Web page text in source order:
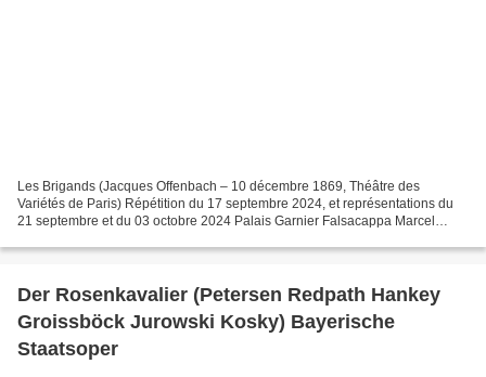
Les Brigands (Jacques Offenbach – 10 décembre 1869, Théâtre des
Variétés de Paris) Répétition du 17 septembre 2024, et représentations du
21 septembre et du 03 octobre 2024 Palais Garnier Falsacappa Marcel
Der Rosenkavalier (Petersen Redpath Hankey
Groissböck Jurowski Kosky) Bayerische
Staatsoper